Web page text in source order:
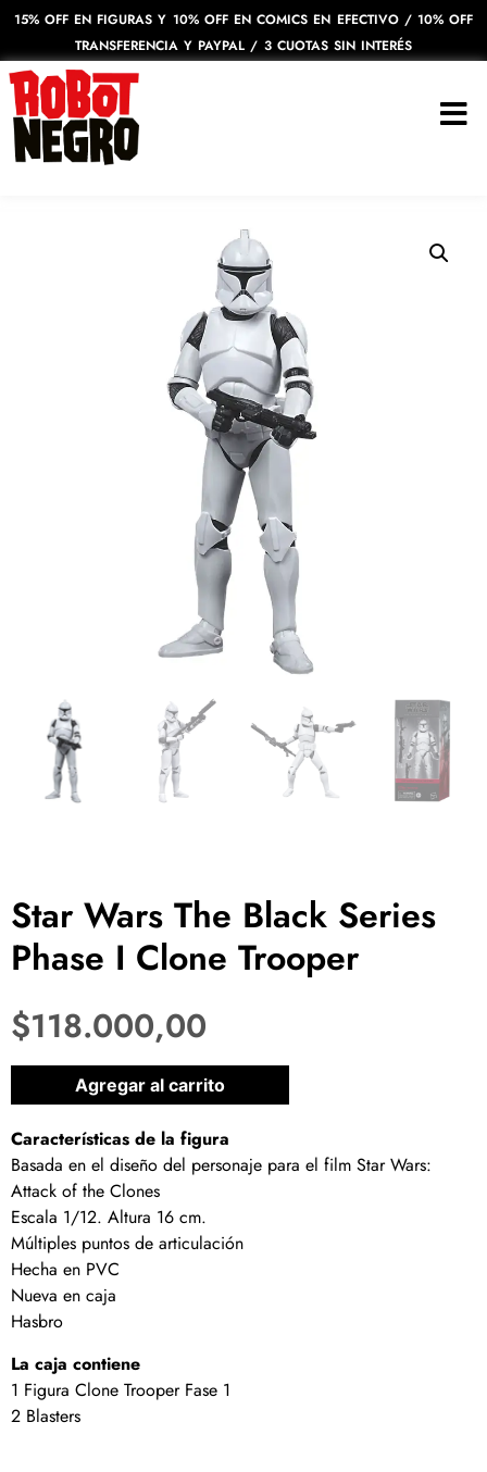
15% OFF EN FIGURAS Y 10% OFF EN COMICS EN EFECTIVO / 10% OFF
TRANSFERENCIA Y PAYPAL / 3 CUOTAS SIN INTERÉS
Star Wars The Black Series
Phase I Clone Trooper
$118.000,00
1 disponibles
Agregar al carrito
Características de la figura
Basada en el diseño del personaje para el film Star Wars:
Attack of the Clones
Escala 1/12. Altura 16 cm.
Múltiples puntos de articulación
Hecha en PVC
Nueva en caja
Hasbro
La caja contiene
1 Figura Clone Trooper Fase 1
2 Blasters